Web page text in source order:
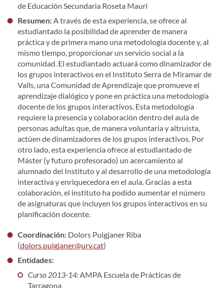
de Educación Secundaria Roseta Mauri
Resumen:A través de esta experiencia, se ofrece al
estudiantado la posibilidad de aprender de manera
práctica y de primera mano una metodología docente y, al
mismo tiempo, proporcionar un servicio social a la
comunidad. El estudiantado actuará como dinamizador de
los grupos interactivos en el Instituto Serra de Miramar de
Valls, una Comunidad de Aprendizaje que promueve el
aprendizaje dialógico y pone en práctica una metodología
docente de los grupos interactivos. Esta metodología
requiere la presencia y colaboración dentro del aula de
personas adultas que, de manera voluntaria y altruista,
actúen de dinamizadores de los grupos interactivos. Por
otro lado, esta experiencia ofrece al estudiantado de
Máster (y futuro profesorado) un acercamiento al
alumnado del Instituto y al desarrollo de una metodología
interactiva y enriquecedora en el aula. Gracias a esta
colaboración, el instituto ha podido aumentar el número
de asignaturas que incluyen los grupos interactivos en su
planificación docente.
Coordinación:Dolors Puigjaner Riba
(dolors.puigjaner@urv.cat)
Entidades:
Curso 2013-14:AMPA Escuela de Prácticas de
Tarragona